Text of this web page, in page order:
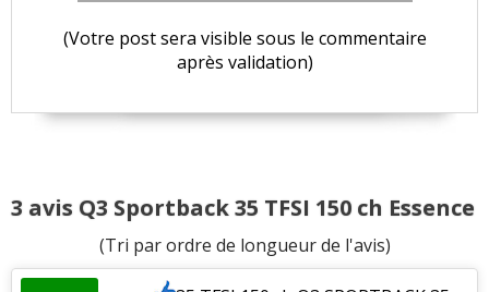
(Votre post sera visible sous le commentaire
après validation)
3 avis Q3 Sportback 35 TFSI 150 ch Essence
(Tri par ordre de longueur de l'avis)